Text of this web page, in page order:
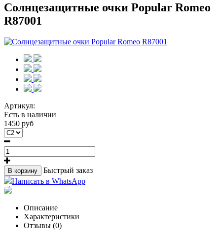
Солнцезащитные очки Popular Romeo
R87001
Артикул:
Есть в наличии
1450 руб
В корзину
Быстрый заказ
Написать в WhatsApp
Описание
Характеристики
Отзывы (0)